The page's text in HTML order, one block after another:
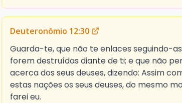
Deuteronômio 12:30
Guarda-te, que não te enlaces seguindo-
forem destruídas diante de ti; e que não
acerca dos seus deuses, dizendo: Assim
estas nações os seus deuses, do mesmo
farei eu.